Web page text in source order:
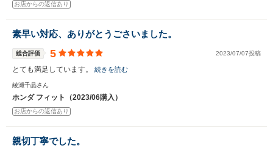
お店からの返信あり
素早い対応、ありがとうごさいました。
総合評価 5 2023/07/07投稿
とても満足しています。 続きを読む
綾瀬千晶さん
ホンダ フィット（2023/06購入）
お店からの返信あり
親切丁寧でした。